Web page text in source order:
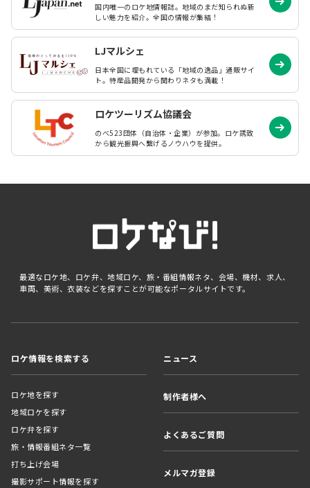
国内唯一のロケ地情報誌。地域のまだ知られぬ新
しい魅力を紹介。全国の情報が集結！
LJマルシェ
日本全国に埋もれている「地域の逸品」通販サイ
ト。特産品開発から関わりネタも満載！
ロケツーリズム協議会
のべ523団体（自治体・企業）が参加。ロケ誘致
から観光振興へ繋げるノウハウを提供。
最適なロケ地、ロケ弁、地域ロケ、旅・番組情報ネタ、会場、機材、求人、
車両、美術、衣装などを探すことが可能なポータルサイトです。
ロケ情報を検索する
ロケ地を探す
地域ロケを探す
ロケ弁を探す
旅・情報番組ネタ一覧
打ち上げ会場
撮影サポート情報を探す
ニュース
制作者様へ
よくあるご質問
メルマガ登録